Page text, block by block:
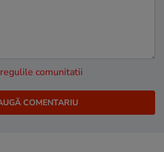
regulile comunitatii